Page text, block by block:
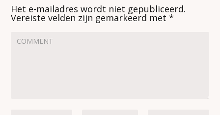
Het e-mailadres wordt niet gepubliceerd.
Vereiste velden zijn gemarkeerd met*